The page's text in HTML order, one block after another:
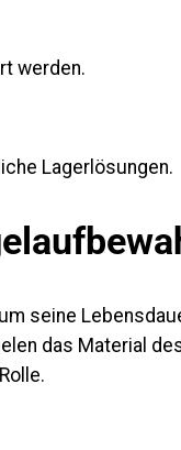
werden.
Lagerlösungen.
seine
das Material